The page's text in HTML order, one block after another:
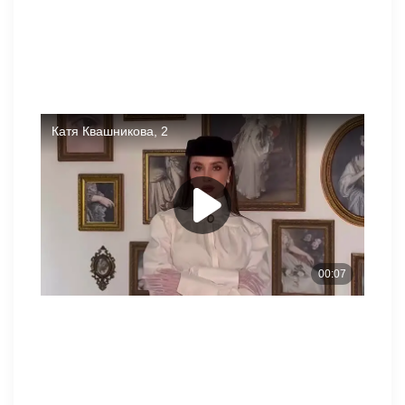
Говорят, что дом — это там, где находится сердце.
Иногда человеку просто необходимо чувствовать себя
любимым, принятым и спокойным, именно там, где он это
находит, можно считать своим домом. Сможет ли
Квашникова отыскать такое место, что думаете?